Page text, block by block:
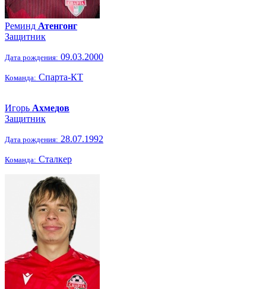
Реминд Атенгонг
Защитник
Дата рождения: 09.03.2000
Команда: Спарта-КТ
Игорь Ахмедов
Защитник
Дата рождения: 28.07.1992
Команда: Сталкер